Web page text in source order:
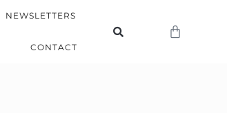
NEWSLETTERS
CONTACT